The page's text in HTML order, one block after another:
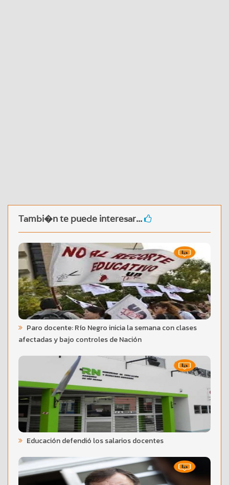
Tambi�n te puede interesar...
Paro docente: Río Negro inicia la semana con clases
afectadas y bajo controles de Nación
Educación defendió los salarios docentes